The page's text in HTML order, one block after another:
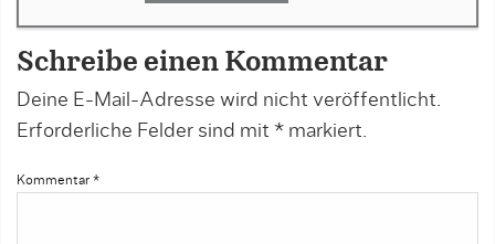
Schreibe einen Kommentar
Deine E-Mail-Adresse wird nicht veröffentlicht.
Erforderliche Felder sind mit * markiert.
Kommentar *